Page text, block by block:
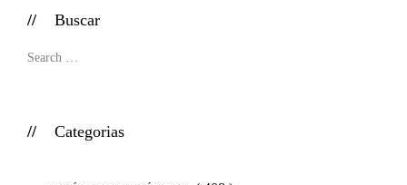
Buscar
Categorias